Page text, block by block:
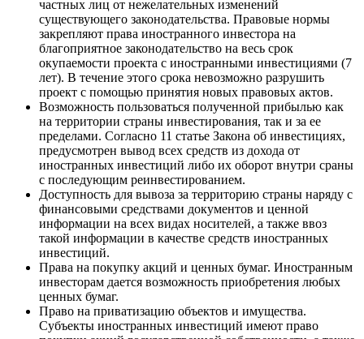
частных лиц от нежелательных изменений
существующего законодательства. Правовые нормы
закрепляют права иностранного инвестора на
благоприятное законодательство на весь срок
окупаемости проекта с иностранными инвестициями (7
лет). В течение этого срока невозможно разрушить
проект с помощью принятия новых правовых актов.
Возможность пользоваться полученной прибылью как
на территории страны инвестирования, так и за ее
пределами. Согласно 11 статье Закона об инвестициях,
предусмотрен вывод всех средств из дохода от
иностранных инвестиций либо их оборот внутри сраны
с последующим реинвестированием.
Доступность для вывоза за территорию страны наряду с
финансовыми средствами документов и ценной
информации на всех видах носителей, а также ввоз
такой информации в качестве средств иностранных
инвестиций.
Права на покупку акций и ценных бумаг. Иностранным
инвесторам дается возможность приобретения любых
ценных бумаг.
Право на приватизацию объектов и имущества.
Субъекты иностранных инвестиций имеют право